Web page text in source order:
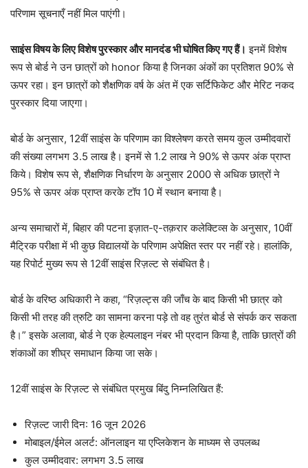
परिणाम सूचनाएँ नहीं मिल पाएंगी।
साइंस विषय के लिए विशेष पुरस्कार और मानदंड भी घोषित किए गए हैं। इनमें विशेष
रूप से बोर्ड ने उन छात्रों को honor किया है जिनका अंकों का प्रतिशत 90% से
ऊपर रहा। इन छात्रों को शैक्षणिक वर्ष के अंत में एक सर्टिफिकेट और मेरिट नकद
पुरस्कार दिया जाएगा।
बोर्ड के अनुसार, 12वीं साइंस के परिणाम का विश्लेषण करते समय कुल उम्मीदवारों
की संख्या लगभग 3.5 लाख है। इनमें से 1.2 लाख ने 90% से ऊपर अंक प्राप्त
किये। विशेष रूप से, शैक्षणिक निर्धारण के अनुसार 2000 से अधिक छात्रों ने
95% से ऊपर अंक प्राप्त करके टॉप 10 में स्थान बनाया है।
अन्य समाचारों में, बिहार की पटना इज़ात-ए-तक़रार कलेक्टिव्स के अनुसार, 10वीं
मैट्रिक परीक्षा में भी कुछ विद्यालयों के परिणाम अपेक्षित स्तर पर नहीं रहे। हालांकि,
यह रिपोर्ट मुख्य रूप से 12वीं साइंस रिज़ल्ट से संबंधित है।
बोर्ड के वरिष्ठ अधिकारी ने कहा, “रिज़ल्ट्स की जाँच के बाद किसी भी छात्र को
किसी भी तरह की त्रुटि का सामना करना पड़े तो वह तुरंत बोर्ड से संपर्क कर सकता
है।” इसके अलावा, बोर्ड ने एक हेल्पलाइन नंबर भी प्रदान किया है, ताकि छात्रों की
शंकाओं का शीघ्र समाधान किया जा सके।
12वीं साइंस के रिज़ल्ट से संबंधित प्रमुख बिंदु निम्नलिखित हैं:
रिज़ल्ट जारी दिन: 16 जून 2026
मोबाइल/ईमेल अलर्ट: ऑनलाइन या एप्लिकेशन के माध्यम से उपलब्ध
कुल उम्मीदवार: लगभग 3.5 लाख